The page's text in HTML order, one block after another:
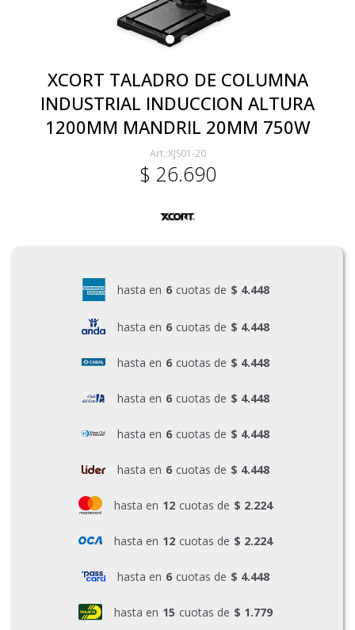
XCORT TALADRO DE COLUMNA
INDUSTRIAL INDUCCION ALTURA
1200MM MANDRIL 20MM 750W
XJS01-20
$ 26.690
hasta en 6 cuotas de $ 4.448
hasta en 6 cuotas de $ 4.448
hasta en 6 cuotas de $ 4.448
hasta en 6 cuotas de $ 4.448
hasta en 6 cuotas de $ 4.448
hasta en 6 cuotas de $ 4.448
hasta en 12 cuotas de $ 2.224
hasta en 12 cuotas de $ 2.224
hasta en 6 cuotas de $ 4.448
hasta en 15 cuotas de $ 1.779
Ferretería
Herramientas Eléctrica y Batería
Herramientas Manuales
Generadores
Piscinas e Inflables
Sanitaria